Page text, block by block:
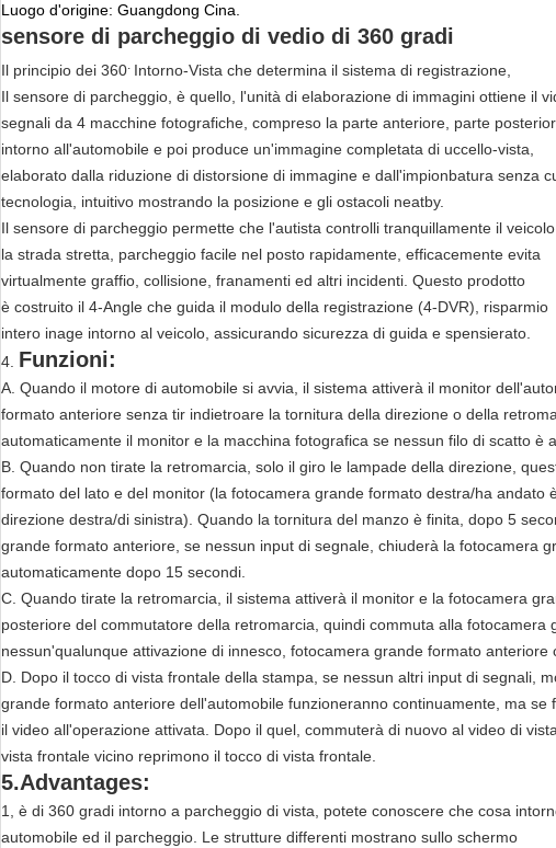
Luogo d'origine: Guangdong Cina.
sensore di parcheggio di vedio di 360 gradi
Il principio dei 360 Intorno-Vista che determina il sistema di registrazione,
Il sensore di parcheggio, è quello, l'unità di elaborazione di immagini ottiene il
segnali da 4 macchine fotografiche, compreso la parte anteriore, parte
intorno all'automobile e poi produce un'immagine completata di uccello-vista,
elaborato dalla riduzione di distorsione di immagine e dall'impionbatura senza
tecnologia, intuitivo mostrando la posizione e gli ostacoli neatby.
Il sensore di parcheggio permette che l'autista controlli tranquillamente il
la strada stretta, parcheggio facile nel posto rapidamente, efficacemente evita
virtualmente graffio, collisione, franamenti ed altri incidenti. Questo prodotto
è costruito il 4-Angle che guida il modulo della registrazione (4-DVR), risparmio
intero inage intorno al veicolo, assicurando sicurezza di guida e spensierato.
4. Funzioni:
A. Quando il motore di automobile si avvia, il sistema attiverà il monitor
formato anteriore senza tir indietroare la tornitura della direzione o della
automaticamente il monitor e la macchina fotografica se nessun filo di scatto è
B. Quando non tirate la retromarcia, solo il giro le lampade della direzione,
formato del lato e del monitor (la fotocamera grande formato destra/ha andato
direzione destra/di sinistra). Quando la tornitura del manzo è finita, dopo 5
grande formato anteriore, se nessun input di segnale, chiuderà la fotocamera
automaticamente dopo 15 secondi.
C. Quando tirate la retromarcia, il sistema attiverà il monitor e la fotocamera
posteriore del commutatore della retromarcia, quindi commuta alla fotocamera
nessun'qualunque attivazione di innesco, fotocamera grande formato anteriore
D. Dopo il tocco di vista frontale della stampa, se nessun altri input di segnali,
grande formato anteriore dell'automobile funzioneranno continuamente, ma se
il video all'operazione attivata. Dopo il quel, commuterà di nuovo al video di
vista frontale vicino reprimono il tocco di vista frontale.
5.Advantages:
1, è di 360 gradi intorno a parcheggio di vista, potete conoscere che cosa
automobile ed il parcheggio. Le strutture differenti mostrano sullo schermo